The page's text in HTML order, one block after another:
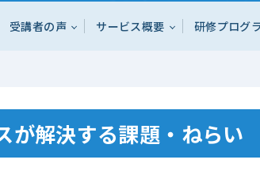
受講者の声 サービス概要 研修プログ
が解決する課題・ねらい